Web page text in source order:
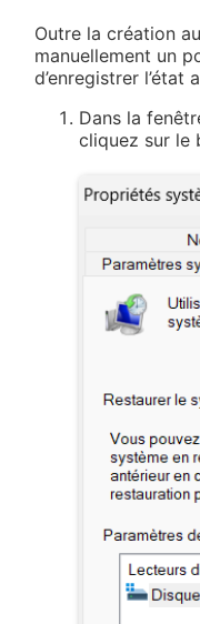
Outre la création
manuellement un
d’enregistrer
Dans la
cliquez sur le